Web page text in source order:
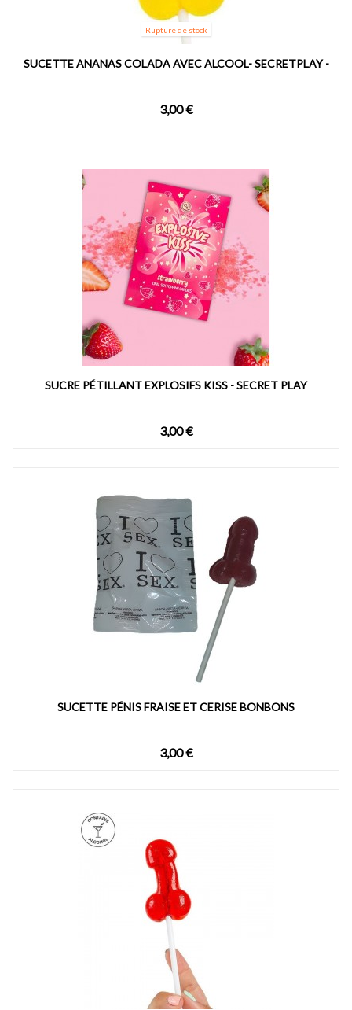
Rupture de stock
SUCETTE ANANAS COLADA AVEC ALCOOL- SECRETPLAY -
3,00 €
SUCRE PÉTILLANT EXPLOSIFS KISS - SECRET PLAY
3,00 €
SUCETTE PÉNIS FRAISE ET CERISE BONBONS
3,00 €